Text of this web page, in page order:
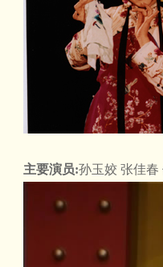
主要演员:孙玉姣 张佳春